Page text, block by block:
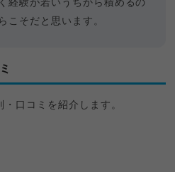
経験が若いうちから積めるの
こそだと思います。
口コミを紹介します。